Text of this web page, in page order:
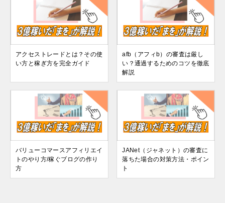
アクセストレードとは？その使
い方と稼ぎ方を完全ガイド
afb（アフィb）の審査は厳し
い？通過するためのコツを徹底
解説
バリューコマースアフィリエイ
トのやり方/稼ぐブログの作り
方
JANet（ジャネット）の審査に
落ちた場合の対策方法・ポイン
ト